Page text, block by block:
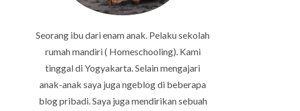
Seorang ibu dari enam anak. Pelaku sekolah
rumah mandiri ( Homeschooling). Kami
tinggal di Yogyakarta. Selain mengajari
anak-anak saya juga ngeblog di beberapa
blog pribadi. Saya juga mendirikan sebuah